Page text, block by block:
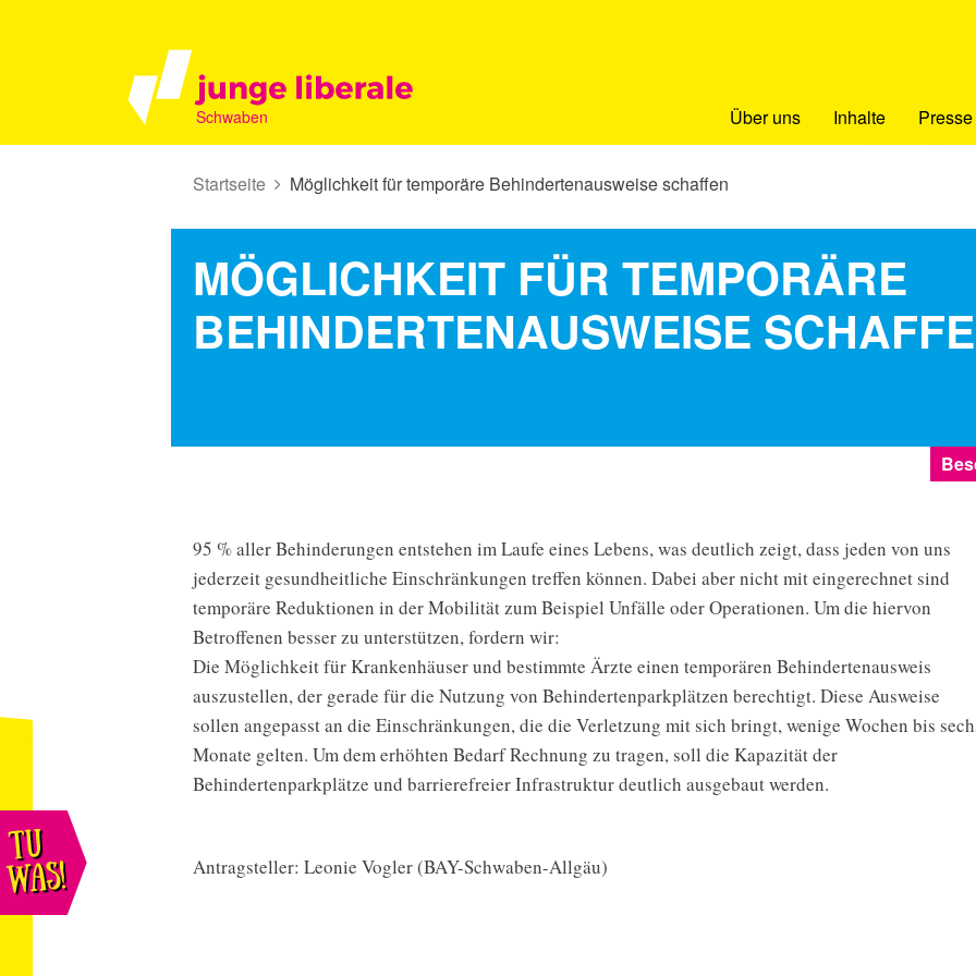
Schwaben Über uns Inhalte Presse
Startseite Möglichkeit für temporäre Behindertenausweise schaffen
MÖGLICHKEIT FÜR TEMPORÄRE
BEHINDERTENAUSWEISE
95 % aller Behinderungen entstehen im Laufe eines Lebens, was deutlich zeigt, dass jeden von uns
jederzeit gesundheitliche Einschränkungen treffen können. Dabei aber nicht mit eingerechnet sind
temporäre Reduktionen in der Mobilität zum Beispiel Unfälle oder Operationen. Um die hiervon
Betroffenen besser zu unterstützen, fordern wir:
Die Möglichkeit für Krankenhäuser und bestimmte Ärzte einen temporären Behindertenausweis
auszustellen, der gerade für die Nutzung von Behindertenparkplätzen berechtigt. Diese Ausweise
sollen angepasst an die Einschränkungen, die die Verletzung mit sich bringt, wenige Wochen bis
Monate gelten. Um dem erhöhten Bedarf Rechnung zu tragen, soll die Kapazität der
Behindertenparkplätze und barrierefreier Infrastruktur deutlich ausgebaut werden.
Antragsteller: Leonie Vogler (BAY-Schwaben-Allgäu)